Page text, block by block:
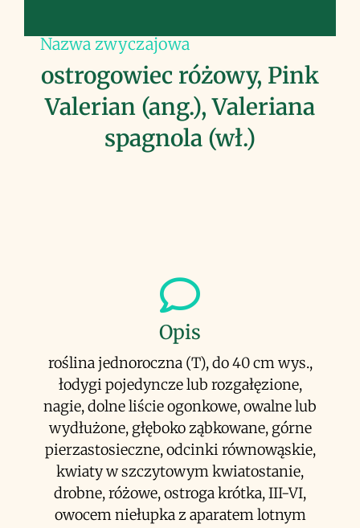
Nazwa zwyczajowa
ostrogowiec różowy, Pink
Valerian (ang.), Valeriana
spagnola (wł.)
Opis
roślina jednoroczna (T), do 40 cm wys.,
łodygi pojedyncze lub rozgałęzione,
nagie, dolne liście ogonkowe, owalne lub
wydłużone, głęboko ząbkowane, górne
pierzastosieczne, odcinki równowąskie,
kwiaty w szczytowym kwiatostanie,
drobne, różowe, ostroga krótka, III-VI,
owocem niełupka z aparatem lotnym